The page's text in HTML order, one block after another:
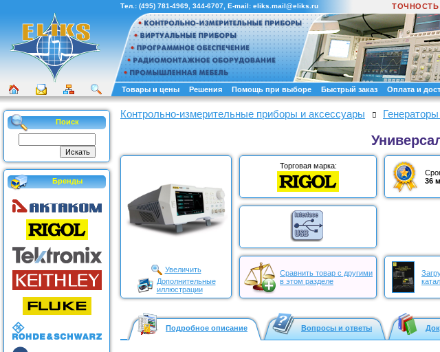
Тел.: (495) 781-4969 344-6707 , E-mail: eliks.mail@eliks.ru
Товары и цены Решения Помощь при выборе Быстрый заказ Оплата и
Поиск
Бренды
Контрольно-измерительные приборы и аксессуары
Увеличить
Дополнительные
иллюстрации
Торговая марка:
36
Сравнить товар с другими
в этом разделе
Подробное описание Вопросы и ответы